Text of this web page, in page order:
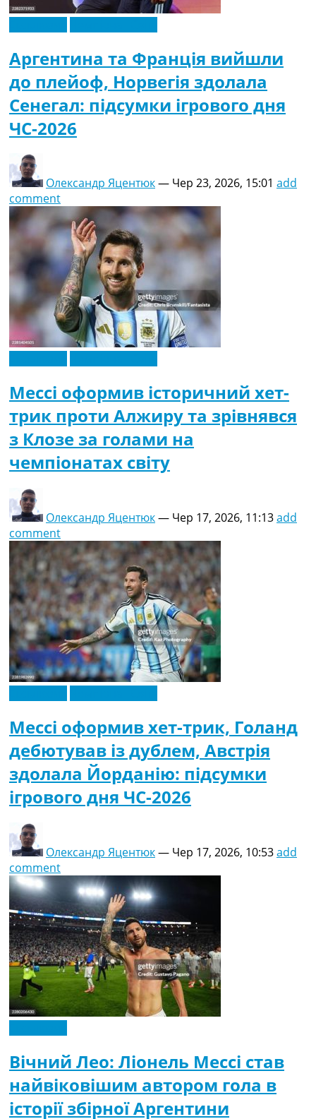
Аргентина та Франція вийшли
до плейоф, Норвегія здолала
Сенегал: підсумки ігрового дня
ЧС-2026
Олександр Яцентюк— Чер 23, 2026, 15:01 add
comment
Мессі оформив історичний хет-
трик проти Алжиру та зрівнявся
з Клозе за голами на
чемпіонатах світу
Олександр Яцентюк— Чер 17, 2026, 11:13add
comment
Мессі оформив хет-трик, Голанд
дебютував із дублем, Австрія
здолала Йорданію: підсумки
ігрового дня ЧС-2026
Олександр Яцентюк— Чер 17, 2026, 10:53add
comment
Вічний Лео: Ліонель Мессі став
найвіковішим автором гола в
історії збірної Аргентини